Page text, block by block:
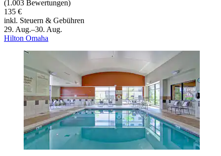
(1.003 Bewertungen)
135 €
inkl. Steuern & Gebühren
29. Aug.–30. Aug.
Hilton Omaha